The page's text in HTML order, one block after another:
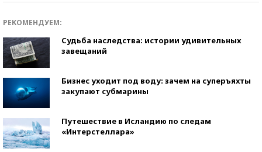
РЕКОМЕНДУЕМ:
Судьба наследства: истории удивительных
завещаний
Бизнес уходит под воду: зачем на суперъяхты
закупают субмарины
Путешествие в Исландию по следам
«Интерстеллара»